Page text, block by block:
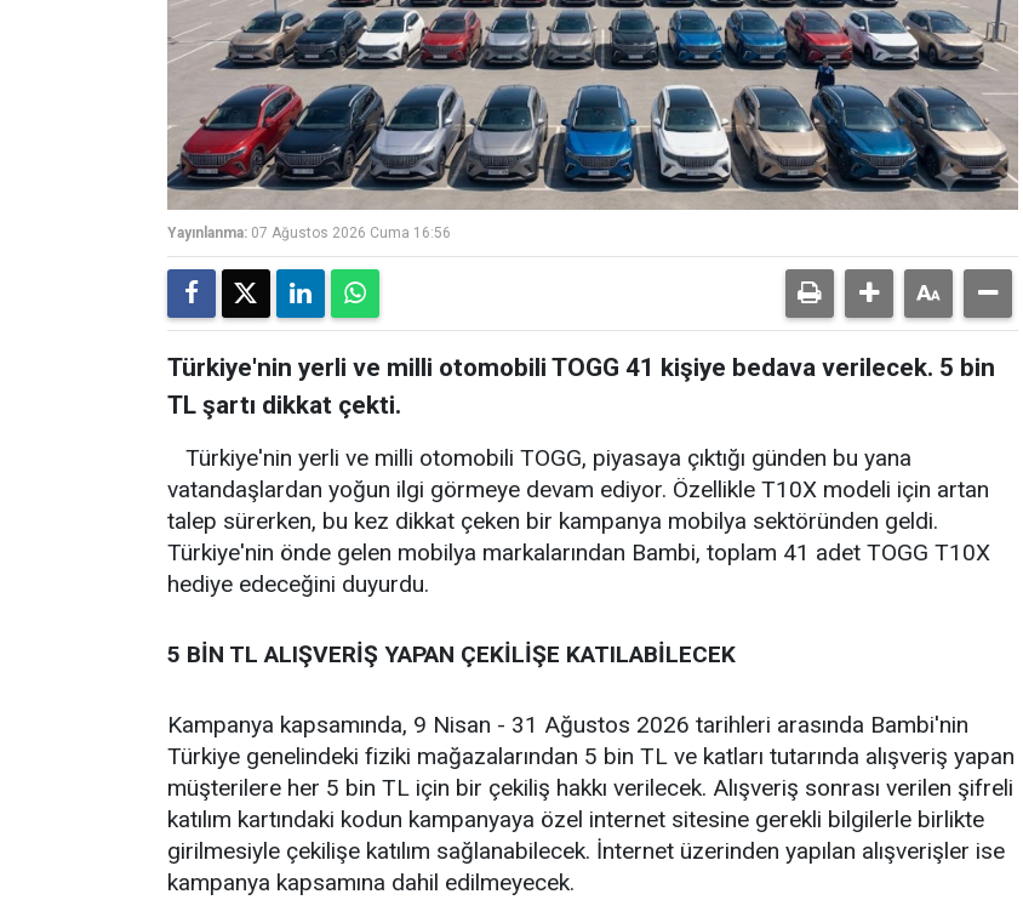
Yayınlanma: 07 Ağustos 2026 Cuma 16:56
Türkiye'nin yerli ve milli otomobili TOGG 41 kişiye bedava verilecek. 5 bin
TL şartı dikkat çekti.
Türkiye'nin yerli ve milli otomobili TOGG, piyasaya çıktığı günden bu yana
vatandaşlardan yoğun ilgi görmeye devam ediyor. Özellikle T10X modeli için artan
talep sürerken, bu kez dikkat çeken bir kampanya mobilya sektöründen geldi.
Türkiye'nin önde gelen mobilya markalarından Bambi, toplam 41 adet TOGG T10X
hediye edeceğini duyurdu.
5 BİN TL ALIŞVERİŞ YAPAN ÇEKİLİŞE KATILABİLECEK
Kampanya kapsamında, 9 Nisan - 31 Ağustos 2026 tarihleri arasında Bambi'nin
Türkiye genelindeki fiziki mağazalarından 5 bin TL ve katları tutarında alışveriş yapan
müşterilere her 5 bin TL için bir çekiliş hakkı verilecek. Alışveriş sonrası verilen şifreli
katılım kartındaki kodun kampanyaya özel internet sitesine gerekli bilgilerle birlikte
girilmesiyle çekilişe katılım sağlanabilecek. İnternet üzerinden yapılan alışverişler ise
kampanya kapsamına dahil edilmeyecek.